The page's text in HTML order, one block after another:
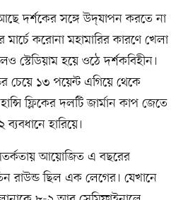
দর্শকের সঙ্গে উদ্‌যাপন করতে না
করোনা মহামারির কারণে খেলা
স্টেডিয়াম হয়ে ওঠে দর্শকবিহীন।
চেয়ে ১৩ পয়েন্ট এগিয়ে থেকে
ফ্লিকের দলটি জার্মান কাপ জেতে
হারিয়ে।
আয়োজিত এ বছরের
রাউন্ড ছিল এক লেগের। যেখানে